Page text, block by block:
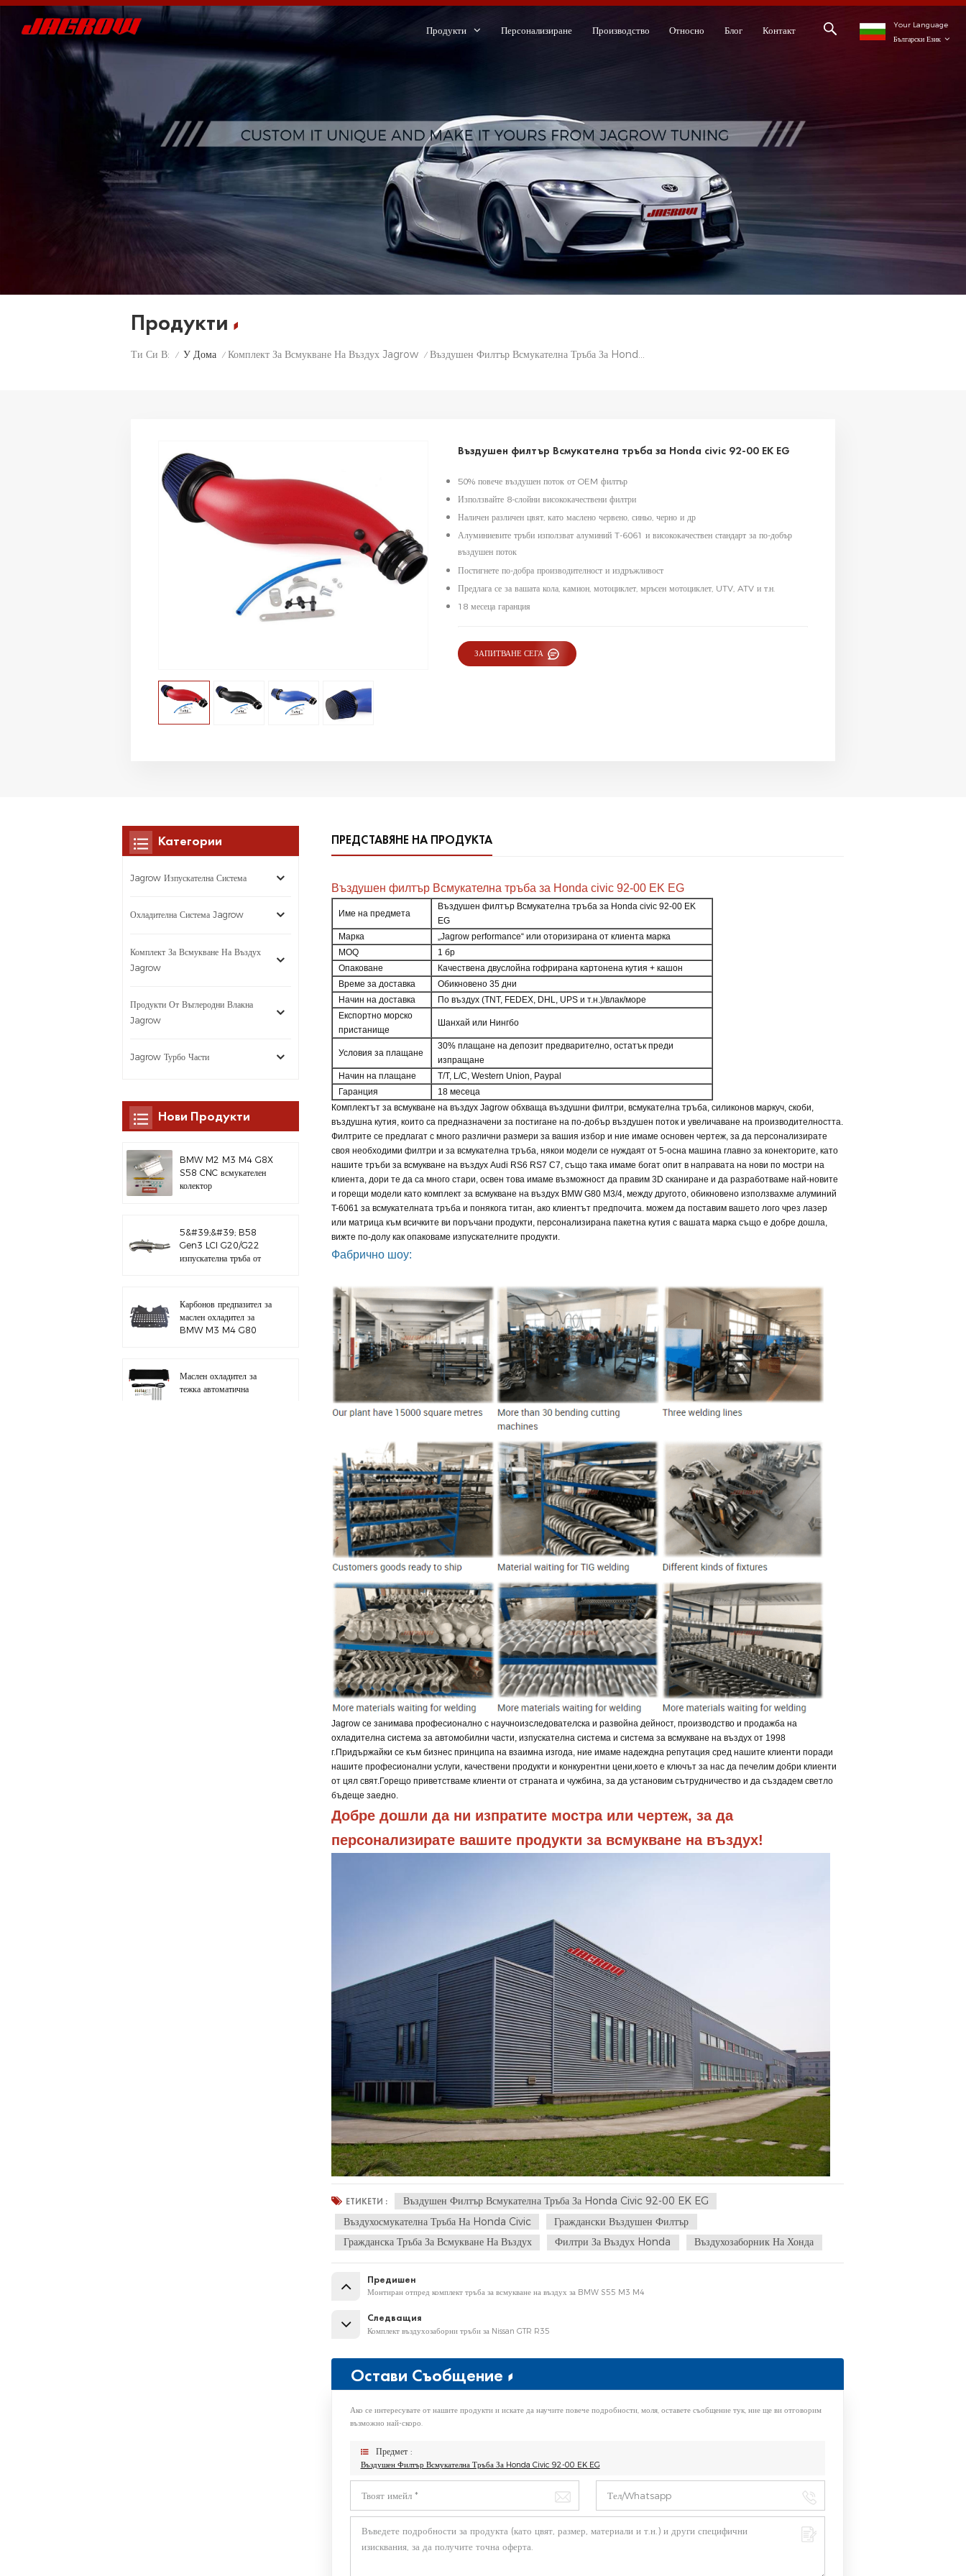
Your Language
Български Език
Продукти Персонализиране Производство Относно Блог Контакт
Продукти
Ти Си В: / У Дома / Комплект За Всмукване На Въздух Jagrow / Въздушен Филтър Всмукателна Тръба За Honda Civic 92-00 EK EG
Въздушен филтър Всмукателна тръба за Honda civic 92-00 EK EG
50% повече въздушен поток от OEM филтър
Използвайте 8-слойни висококачествени филтри
Наличен различен цвят, като маслено червено, синьо, черно и др
Алуминиевите тръби използват алуминий T-6061 и висококачествен стандарт за по-добър
въздушен поток
Постигнете по-добра производителност и издръжливост
Предлага се за вашата кола, камион, мотоциклет, мръсен мотоциклет, UTV, ATV и т.н.
18 месеца гаранция
ЗАПИТВАНЕ СЕГА
ПРЕДСТАВЯНЕ НА ПРОДУКТА
Въздушен филтър Всмукателна тръба за Honda civic 92-00 EK EG
Име на предмета
Въздушен филтър Всмукателна тръба за Honda civic 92-00 EK
EG
Марка
„Jagrow performance“ или оторизирана от клиента марка
MOQ
1 бр
Опаковане
Качествена двуслойна гофрирана картонена кутия + кашон
Време за доставка
Обикновено 35 дни
Начин на доставка
По въздух (TNT, FEDEX, DHL, UPS и т.н.)/влак/море
Експортно морско
пристанище
Шанхай или Нингбо
Условия за плащане
30% плащане на депозит предварително, остатък преди
изпращане
Начин на плащане
T/T, L/C, Western Union, Paypal
Гаранция
18 месеца
Комплектът за всмукване на въздух Jagrow обхваща въздушни филтри, всмукателна тръба, силиконов маркуч, скоби,
въздушна кутия, които са предназначени за постигане на по-добър въздушен поток и увеличаване на производителността.
Филтрите се предлагат с много различни размери за вашия избор и ние имаме основен чертеж, за да персонализирате
своя необходими филтри и за всмукателна тръба, някои модели се нуждаят от 5-осна машина главно за конекторите, като
нашите тръби за всмукване на въздух Audi RS6 RS7 C7, също така имаме богат опит в направата на нови по мостри на
клиента, дори те да са много стари, освен това имаме възможност да правим 3D сканиране и да разработваме най-новите
и горещи модели като комплект за всмукване на въздух BMW G80 M3/4, между другото, обикновено използвахме алуминий
T-6061 за всмукателната тръба и понякога титан, ако клиентът предпочита. можем да поставим вашето лого чрез лазер
или матрица към всичките ви поръчани продукти, персонализирана пакетна кутия с вашата марка също е добре дошла,
вижте по-долу как опаковаме изпускателните продукти.
Фабрично шоу:
Jagrow се занимава професионално с научноизследователска и развойна дейност, производство и продажба на
охладителна система за автомобилни части, изпускателна система и система за всмукване на въздух от 1998
г. Придържайки се към бизнес принципа на взаимна изгода, ние имаме надеждна репутация сред нашите клиенти поради
нашите професионални услуги, качествени продукти и конкурентни цени,което е ключът за нас да печелим добри клиенти
от цял свят. Горещо приветстваме клиенти от страната и чужбина, за да установим сътрудничество и да създадем светло
бъдеще заедно.
Добре дошли да ни изпратите мостра или чертеж, за да
персонализирате вашите продукти за всмукване на въздух!
ЕТИКЕТИ :
Въздушен Филтър Всмукателна Тръба За Honda Civic 92-00 EK EG
Въздухосмукателна Тръба На Honda Civic
Граждански Въздушен Филтър
Гражданска Тръба За Всмукване На Въздух
Филтри За Въздух Honda Въздухозаборник На Хонда
Предишен
Монтиран отпред комплект тръба за всмукване на въздух за BMW S55 M3 M4
Следващия
Комплект въздухозаборни тръби за Nissan GTR R35
Остави Съобщение
Ако се интересувате от нашите продукти и искате да научите повече подробности, моля, оставете съобщение тук, ние ще ви отговорим
възможно най-скоро.
Предмет :
Въздушен Филтър Всмукателна Тръба За Honda Civic 92-00 EK EG
Категории
Jagrow Изпускателна Система
Охладителна Система Jagrow
Комплект За Всмукване На Въздух
Jagrow
Продукти От Въглеродни Влакна
Jagrow
Jagrow Турбо Части
Нови Продукти
BMW M2 M3 M4 G8X
S58 CNC всмукателен
колектор
5&#39;&#39; B58
Gen3 LCI G20/G22
изпускателна тръба от
Карбонов предпазител за
маслен охладител за
BMW M3 M4 G80
Маслен охладител за
тежка автоматична